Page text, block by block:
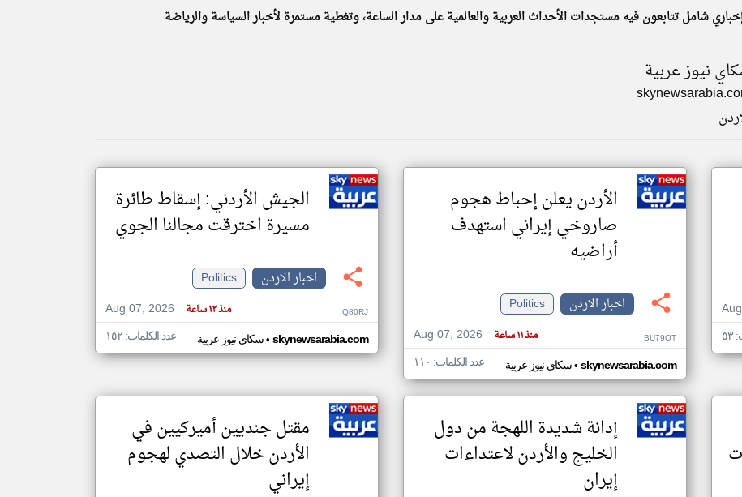
شامل تتابعون فيه مستجدات الأحداث العربية والعالمية على مدار الساعة، وتغطية مستمرة لأخبار السياسة والرياضة
نيوز عربية
الأردن يعلن إحباط هجوم
صاروخي إيراني استهدف
أراضيه
اخبار الاردن
Politics
Aug 07, 2026
منذ ١١ ساعة BU79OT
سكاي نيوز عربية• skynewsarabia.com عدد الكلمات: ١١٠
الجيش الأردني: إسقاط طائرة
مسيرة اخترقت مجالنا الجوي
اخبار الاردن
Politics
Aug 07, 2026
منذ ١٢ ساعة IQ80RJ
سكاي نيوز عربية• skynewsarabia.com عدد الكلمات: ١٥٢
إدانة شديدة اللهجة من دول
الخليج والأردن لاعتداءات
إيران
مقتل جنديين أميركيين في
الأردن خلال التصدي لهجوم
إيراني